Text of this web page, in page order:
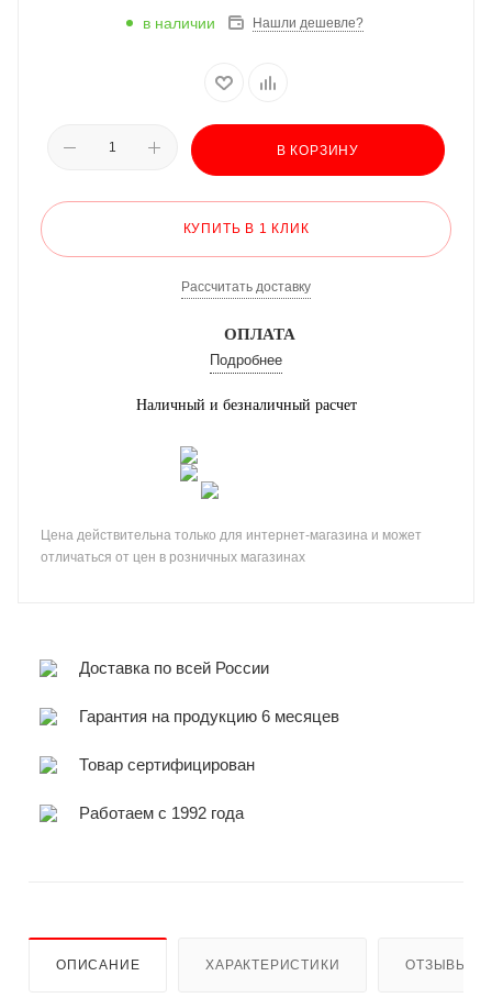
в наличии Нашли дешевле?
В КОРЗИНУ
КУПИТЬ В 1 КЛИК
Рассчитать доставку
ОПЛАТА
Подробнее
Наличный и безналичный расчет
Цена действительна только для интернет-магазина и может
отличаться от цен в розничных магазинах
Доставка по всей России
Гарантия на продукцию 6 месяцев
Товар сертифицирован
Работаем с 1992 года
ОПИСАНИЕ ХАРАКТЕРИСТИКИ ОТЗЫВЫ